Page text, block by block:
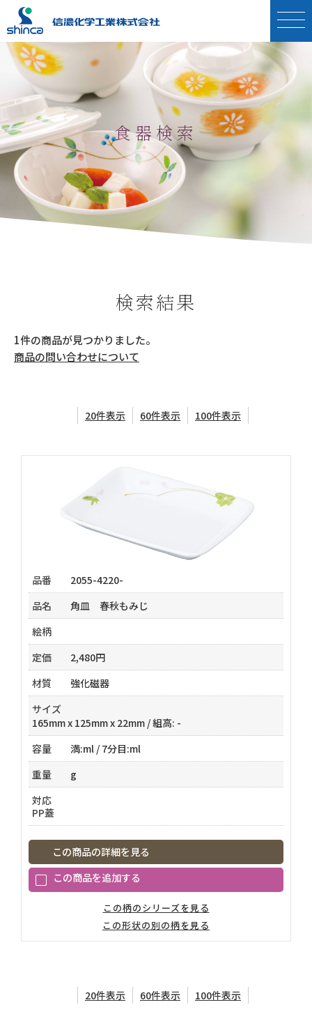
食器部門
食器部門トップ
新商品のお知らせ
食器検索
お問い合わせ・カタログ、サンプル請求
電子カタログ
オーダーメイド
工業部品部門
工業部品部門トップ
技術紹介
受注・量産フロー
製品一覧
森林及び環境関連部門
森林及び環境関連部門トップ
森林病害虫関連
企業情報
機械設備一覧
アクセス
よくあるご質問
お問い合わせ
食器検索
検索結果
1件の商品が見つかりました。
商品の問い合わせについて
20件表示 60件表示 100件表示
品番
2055-4220-
品名
角皿 春秋もみじ
絵柄
定価
2,480円
材質
強化磁器
サイズ
165mm x 125mm x 22mm / 組高: -
容量
満:ml / 7分目:ml
重量
g
対応
PP蓋
この商品の詳細を見る
この柄のシリーズを見る
この形状の別の柄を見る
20件表示 60件表示 100件表示
製品のお問い合わせについて
チェックを入れた商品は
お問い合わせいただけます。